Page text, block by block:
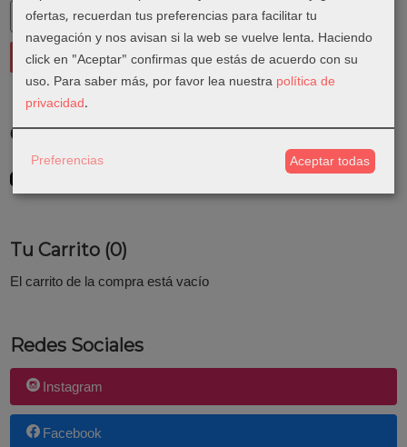
Costes de Envío
GRATIS *
Tu Carrito (0)
El carrito de la compra está vacío
Redes Sociales
Instagram
Facebook
ofertas, recuerdan tus preferencias para facilitar tu
navegación y nos avisan si la web se vuelve lenta. Haciendo
click en "Aceptar" confirmas que estás de acuerdo con su
uso. Para saber más, por favor lea nuestra política de
privacidad.
Preferencias Aceptar todas